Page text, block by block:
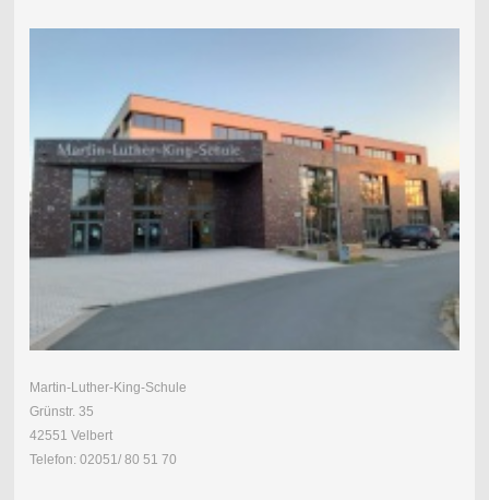
Martin-Luther-King-Schule
Grünstr. 35
42551 Velbert
Telefon: 02051/ 80 51 70